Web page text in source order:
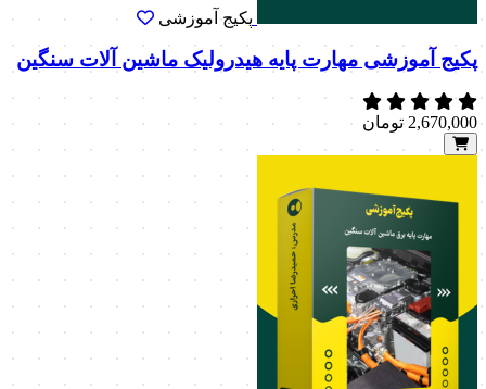
پکیج آموزشی
پکیج آموزشی مهارت پایه هیدرولیک ماشین آلات سنگین
2,670,000 تومان